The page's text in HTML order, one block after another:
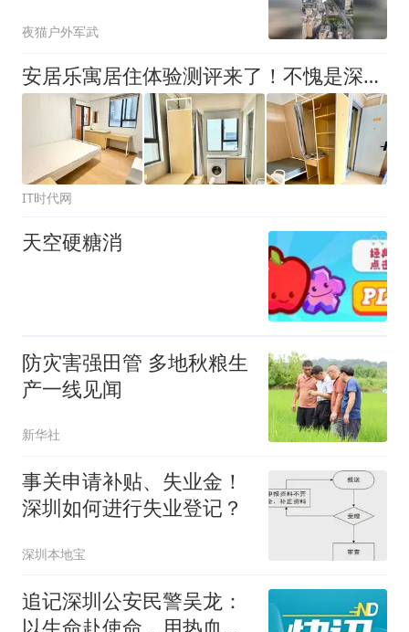
夜猫户外军武
​安居乐寓居住体验测评来了！不愧是深圳毕业生、新市民群体优选
IT时代网
天空硬糖消
防灾害强田管 多地秋粮生
产一线见闻
新华社
事关申请补贴、失业金！
深圳如何进行失业登记？
深圳本地宝
追记深圳公安民警吴龙：